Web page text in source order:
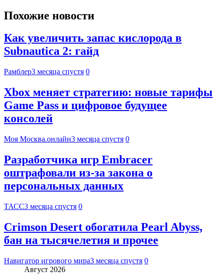
Похожие новости
Как увеличить запас кислорода в
Subnautica 2: гайд
Рамблер3 месяца спустя 0
Xbox меняет стратегию: новые тарифы
Game Pass и цифровое будущее
консолей
Моя Москва.онлайн3 месяца спустя 0
Разработчика игр Embracer
оштрафовали из-за закона о
персональных данных
ТАСС3 месяца спустя 0
Crimson Desert обогатила Pearl Abyss,
бан на тысячелетия и прочее
Навигатор игрового мира3 месяца спустя 0
Август 2026